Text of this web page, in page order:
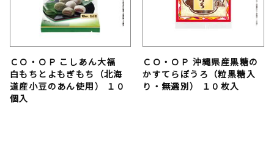
ＣＯ・ＯＰ こしあん大福
白もちとよもぎもち（北海
道産小豆のあん使用） １０
個入
ＣＯ・ＯＰ 沖縄県産黒糖の
かすてらぼうろ（粒黒糖入
り・無選別） １０枚入